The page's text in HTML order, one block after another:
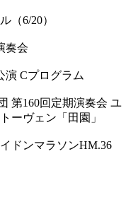
（6/20）
奏会
演 Cプログラム
第160回定期演奏会 ユ
ーヴェン「田園」
ドンマラソンHM.36